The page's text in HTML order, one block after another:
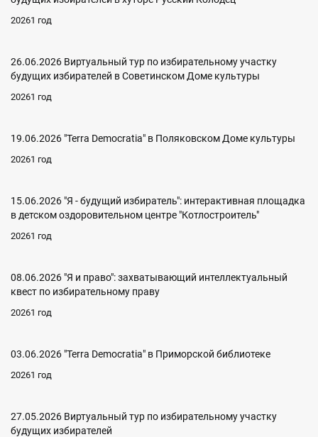
20261 год
26.06.2026 Виртуальный тур по избирательному участку
будущих избирателей в Советинском Доме культуры
20261 год
19.06.2026 "Terra Democratia" в Поляковском Доме культуры
20261 год
15.06.2026 "Я - будущий избиратель": интерактивная площадка
в детском оздоровительном центре "Котлостроитель"
20261 год
08.06.2026 "Я и право": захватывающий интеллектуальный
квест по избирательному праву
20261 год
03.06.2026 "Terra Democratia" в Приморской библиотеке
20261 год
27.05.2026 Виртуальный тур по избирательному участку
будущих избирателей